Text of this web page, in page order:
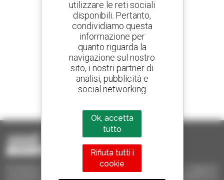
800 concessionari
Manitou nel mondo
1 telescopico su 4
Occasione Manitou - Prodotti per il sollevamento e il trasporto
utilizzare le reti sociali
disponibili. Pertanto,
condividiamo questa
informazione per
quanto riguarda la
navigazione sul nostro
sito, i nostri partner di
analisi, pubblicità e
social networking
Ok, accetta
tutto
Rifiuta tutti i
cookie